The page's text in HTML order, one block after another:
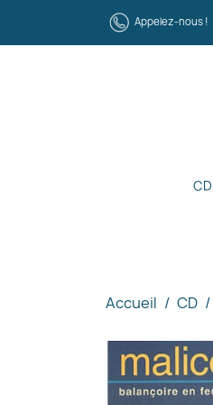
Appelez-nous !
CD
Accueil CD